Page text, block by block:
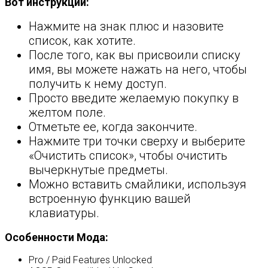
Нажмите на знак плюс и назовите
список, как хотите.
После того, как вы присвоили списку
имя, вы можете нажать на него, чтобы
получить к нему доступ.
Просто введите желаемую покупку в
желтом поле.
Отметьте ее, когда закончите.
Нажмите три точки сверху и выберите
«Очистить список», чтобы очистить
вычеркнутые предметы.
Можно вставить смайлики, используя
встроенную функцию вашей
клавиатуры.
Особенности Мода:
Pro / Paid Features Unlocked